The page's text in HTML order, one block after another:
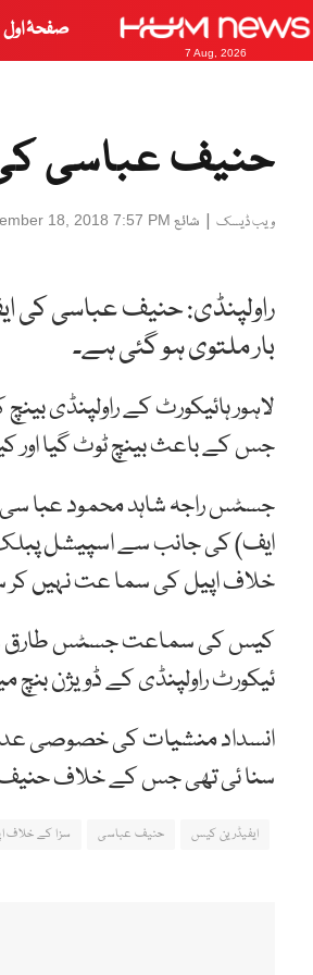
7 Aug, 2026
صفحۂ اول
حنیف عباسی
ویب ڈیسک | شائع 18, 2018 7:57 PM
راولپنڈی: حنیف عباسی کی
بار ملتوی ہو گئی ہے۔
لاہور ہائیکورٹ کے راولپنڈی
جس کے باعث بینچ ٹوٹ گیا اور
جسٹس راجہ شاہد محمود عبا
ایف) کی جانب سے اسپیشل پبلک
خلاف اپیل کی سما عت نہیں کر
کیس کی سماعت جسٹس طارق عبا
ئیکورٹ راولپنڈی کے ڈویژن
سنا ئی تھی جس کے خلاف حنیف
ایفیڈرین کیس حنیف عباسی سزا کے خلاف